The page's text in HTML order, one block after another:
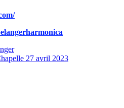
27 avril 2023